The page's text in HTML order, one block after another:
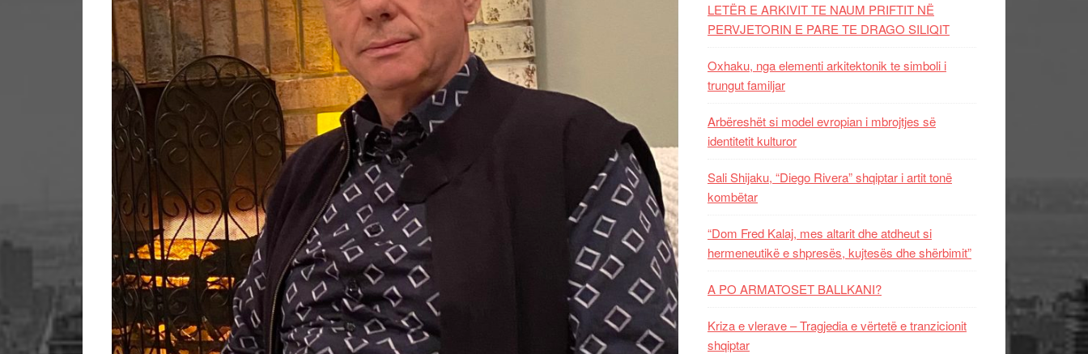
LETËR E ARKIVIT TE NAUM PRIFTIT NË
PERVJETORIN E PARE TE DRAGO SILIQIT
Oxhaku, nga elementi arkitektonik te simboli i
trungut familjar
Arbëreshët si model evropian i mbrojtjes së
identitetit kulturor
Sali Shijaku, “Diego Rivera” shqiptar i artit tonë
kombëtar
“Dom Fred Kalaj, mes altarit dhe atdheut si
hermeneutikë e shpresës, kujtesës dhe shërbimit”
A PO ARMATOSET BALLKANI?
Kriza e vlerave – Tragjedia e vërtetë e tranzicionit
shqiptar